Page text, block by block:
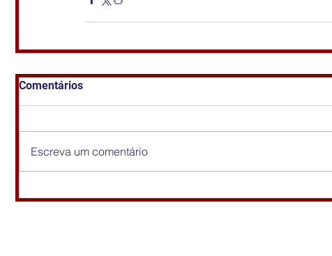
Comentários
Escreva um comentário